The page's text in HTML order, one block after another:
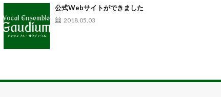
公式Webサイトができました
2018.05.03